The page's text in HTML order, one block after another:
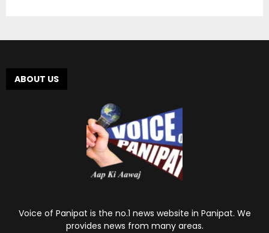
ABOUT US
Voice of Panipat is the no.1 news website in Panipat. We
provides news from many areas.